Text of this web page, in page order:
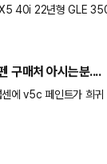
구매처 아시는분....
디서 구해야할까요?....